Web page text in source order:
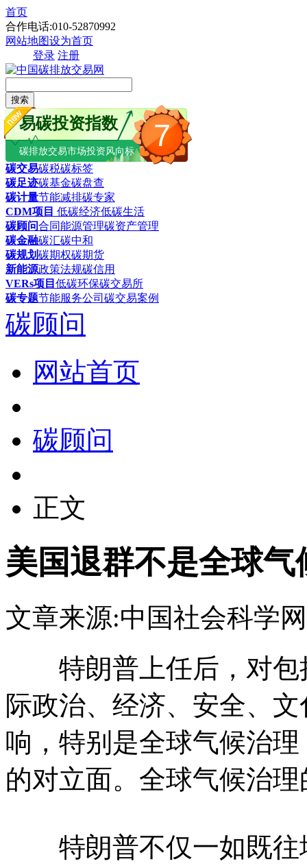
首页
合作电话:010-52870992
网站地图设为首页
登录 注册
搜索
7
易碳投资指数
碳排放交易市场投资风向标
碳交易碳税碳标签
碳足迹碳基金碳盘查
碳计量节能减排碳专家
CDM项目 低碳经济低碳生活
碳顾问合同能源管理碳资产管理
碳金融碳汇碳中和
碳规划碳期权碳期货
新能源政策法规碳信用
VERs项目 低碳环保碳交易所
碳专题节能服务公司 碳交易案例
碳顾问
网站首页
碳顾问
正文
美国退群不是全球
文章来源:中国社会科学网
特朗普上任后，对包
际政治、经济、安全、
响，特别是全球气候治
的对立面。全球气候治
特朗普不仅一如既往